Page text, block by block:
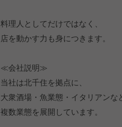
料理人としてだけではなく、
店を動かす力も身につきます。
≪会社説明≫
当社は北千住を拠点に、
大衆酒場・魚業態・イタリアンな
複数業態を展開しています。